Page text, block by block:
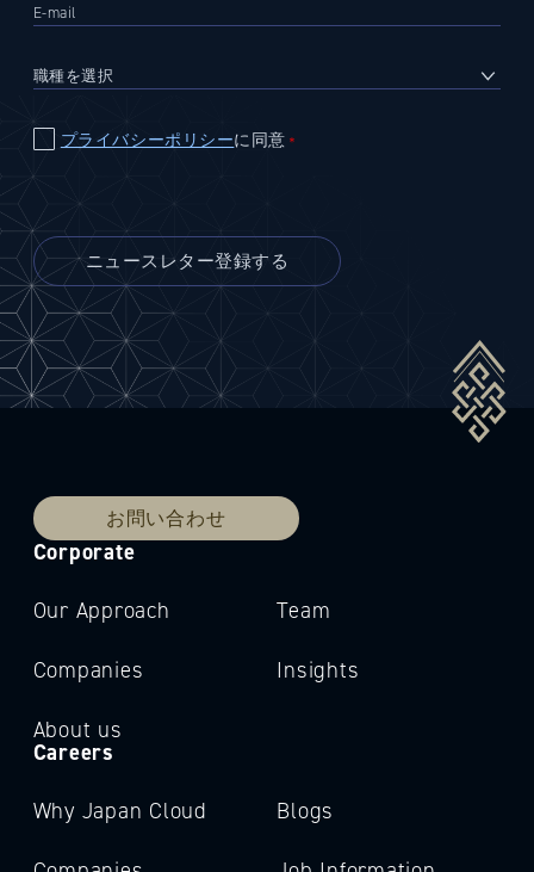
プライバシーポリシーに同意 ＊
お問い合わせ
Corporate
Our Approach
Companies
About us
Team
Insights
Careers
Why Japan Cloud Blogs